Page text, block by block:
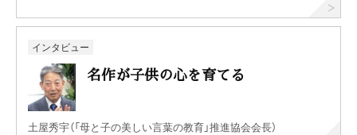
インタビュー
名作が子供の心を育てる
土屋秀宇（「母と子の美しい言葉の教育」推進協会会長）